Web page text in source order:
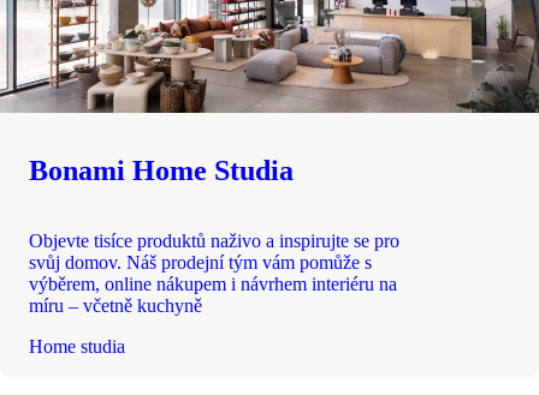
Bonami Home Studia
Objevte tisíce produktů naživo a inspirujte se pro
svůj domov. Náš prodejní tým vám pomůže s
výběrem, online nákupem i návrhem interiéru na
míru – včetně kuchyně
Home studia